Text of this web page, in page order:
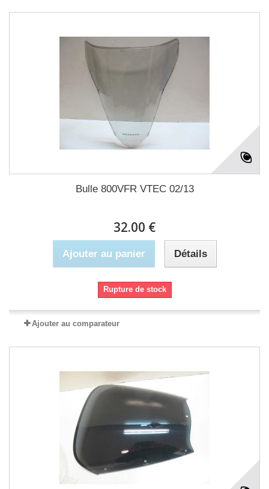
Bulle 800VFR VTEC 02/13
32.00 €
Ajouter au panier Détails
Rupture de stock
Ajouter au comparateur